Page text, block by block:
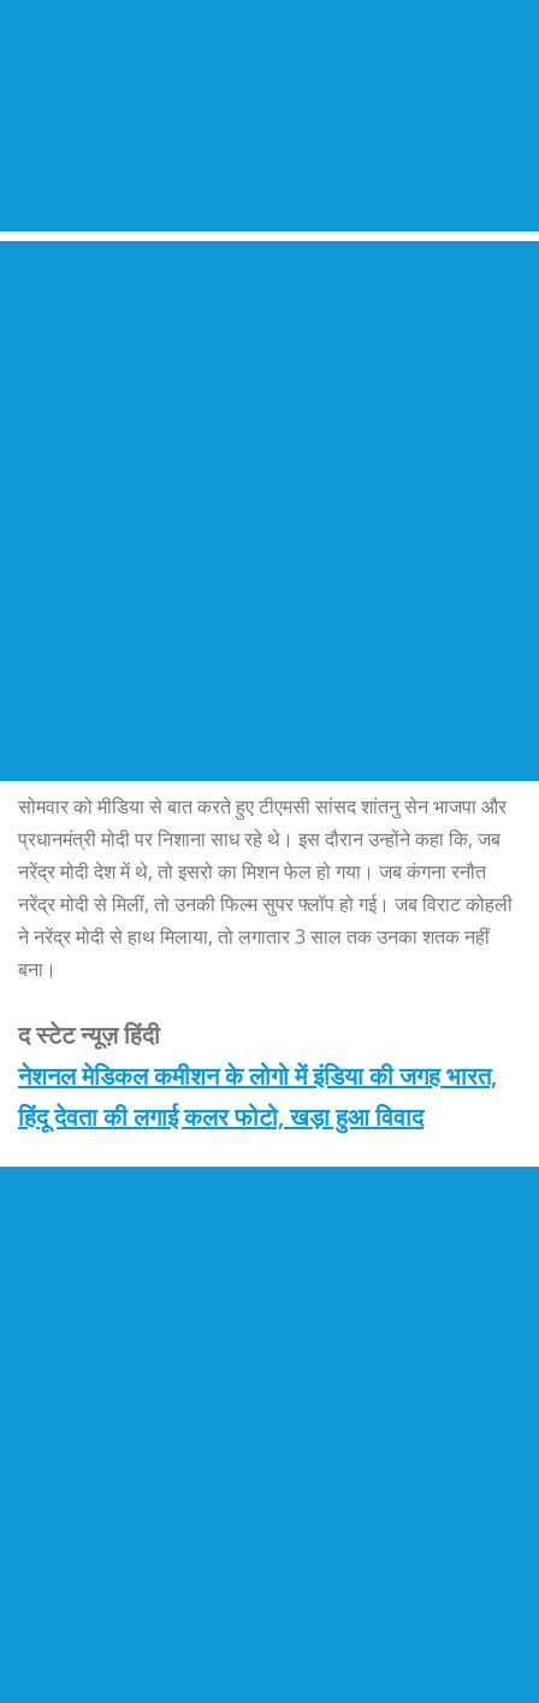
सोमवार को मीडिया से बात करते हुए टीएमसी सांसद शांतनु सेन भाजपा और
प्रधानमंत्री मोदी पर निशाना साध रहे थे। इस दौरान उन्होंने कहा कि, जब
नरेंद्र मोदी देश में थे, तो इसरो का मिशन फेल हो गया। जब कंगना रनौत
नरेंद्र मोदी से मिलीं, तो उनकी फिल्म सुपर फ्लॉप हो गई। जब विराट कोहली
ने नरेंद्र मोदी से हाथ मिलाया, तो लगातार 3 साल तक उनका शतक नहीं
बना।
द स्टेट न्यूज़ हिंदी
नेशनल मेडिकल कमीशन के लोगो में इंडिया की जगह भारत,
हिंदू देवता की लगाई कलर फोटो, खड़ा हुआ विवाद